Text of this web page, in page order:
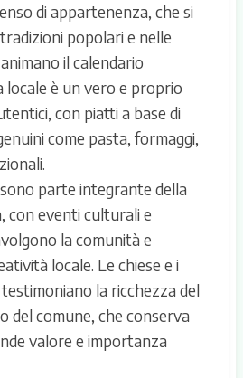
di appartenenza, che si
popolari e nelle
il calendario
locale è un vero e proprio
con piatti a base di
come pasta, formaggi,
parte integrante della
con eventi culturali e
la comunità e
locale. Le chiese e i
la ricchezza del
del comune, che conserva
valore e importanza